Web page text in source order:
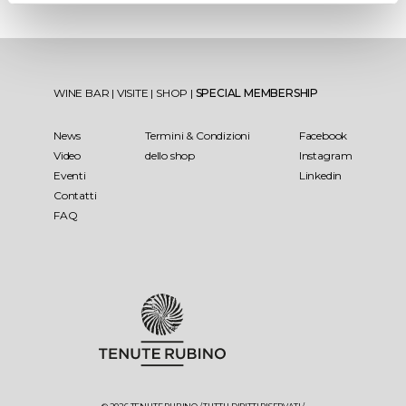
WINE BAR | VISITE | SHOP | SPECIAL MEMBERSHIP
News
Video
Eventi
Contatti
FAQ
Termini & Condizioni
dello shop
Facebook
Instagram
Linkedin